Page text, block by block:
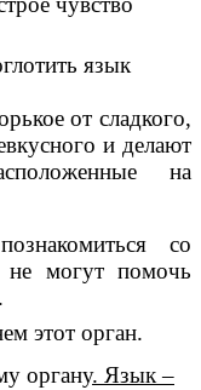
язык
от сладкого,
и делают
на
со
не могут помочь
этот орган.
органу. Язык –